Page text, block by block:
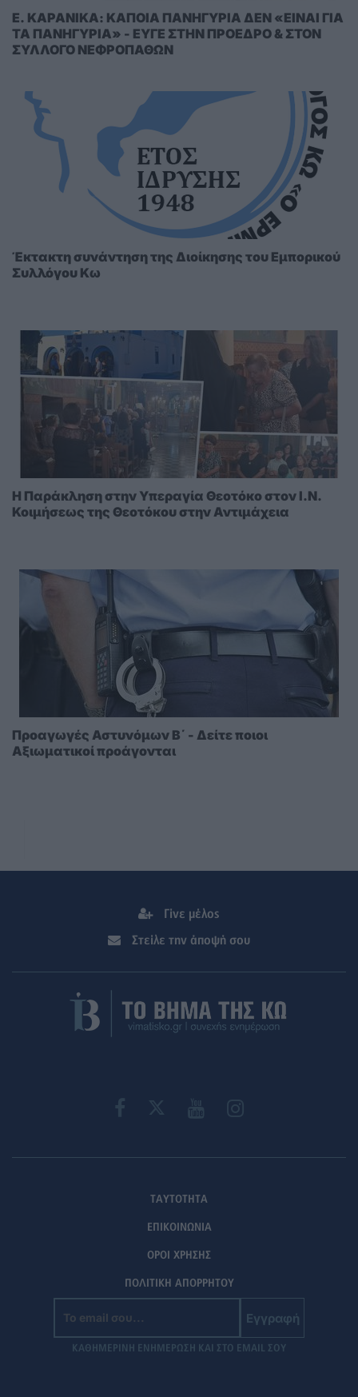
E. KAΡΑΝΙΚΑ: ΚΑΠΟΙΑ ΠΑΝΗΓΥΡΙΑ ΔΕΝ «ΕΙΝΑΙ ΓΙΑ
ΤΑ ΠΑΝΗΓΥΡΙΑ» - ΕΥΓΕ ΣΤΗΝ ΠΡΟΕΔΡΟ & ΣΤΟΝ
ΣΥΛΛΟΓΟ ΝΕΦΡΟΠΑΘΩΝ
Έκτακτη συνάντηση της Διοίκησης του Εμπορικού
Συλλόγου Κω
Η Παράκληση στην Υπεραγία Θεοτόκο στoν I.N.
Κοιμήσεως της Θεοτόκου στην Αντιμάχεια
Προαγωγές Αστυνόμων Β΄ - Δείτε ποιοι
Αξιωματικοί προάγονται
Γίνε μέλος
Στείλε την άποψή σου
ΤΑΥΤΟΤΗΤΑ
ΕΠΙΚΟΙΝΩΝΙΑ
ΟΡΟΙ ΧΡΗΣΗΣ
ΠΟΛΙΤΙΚΗ ΑΠΟΡΡΗΤΟΥ
Εγγραφή
ΚΑΘΗΜΕΡΙΝΗ ΕΝΗΜΕΡΩΣΗ ΚΑΙ ΣΤΟ EMAIL ΣΟΥ